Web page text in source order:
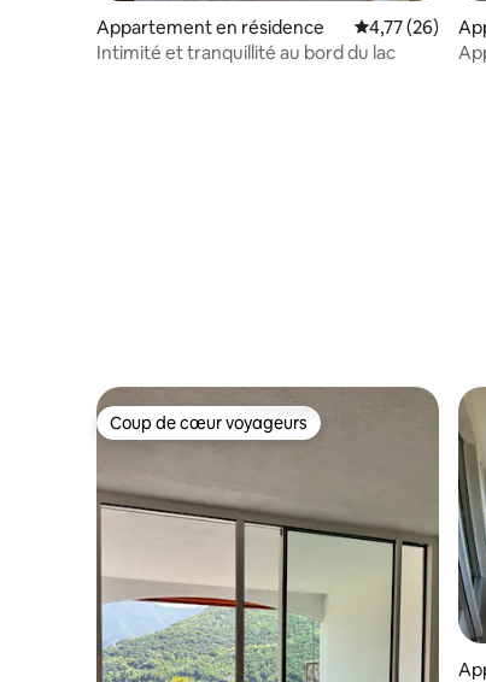
Appartement en résidence Évaluation
4,77 (26)
Intimité et tranquillité au bord du lac
Coup de cœur voyageurs
Coup de cœur voyageurs